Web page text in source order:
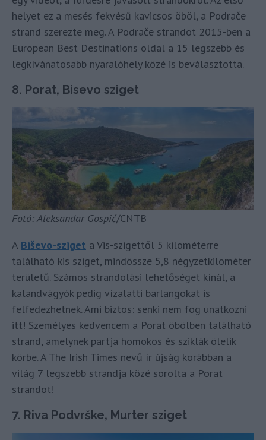
helyet ez a mesés fekvésű kavicsos öböl, a Podrače
strand szerezte meg. A Podrače strandot 2015-ben a
European Best Destinations oldal a 15 legszebb és
legkívánatosabb nyaralóhely közé is beválasztotta.
8. Porat, Bisevo sziget
Fotó: Aleksandar Gospić/CNTB
A Biševo-sziget a Vis-szigettől 5 kilométerre
található kis sziget, mindössze 5,8 négyzetkilométer
területű. Számos strandolási lehetőséget kínál, a
kalandvágyók pedig vízalatti barlangokat is
felfedezhetnek. Ami biztos: senki nem fog unatkozni
itt! Személyes kedvencem a Porat öbölben található
strand, amelynek partja homokos és sziklák ölelik
körbe. A The Irish Times nevű ír újság korábban a
világ 7 legszebb strandja közé sorolta a Porat
strandot!
7. Riva Podvrške, Murter sziget